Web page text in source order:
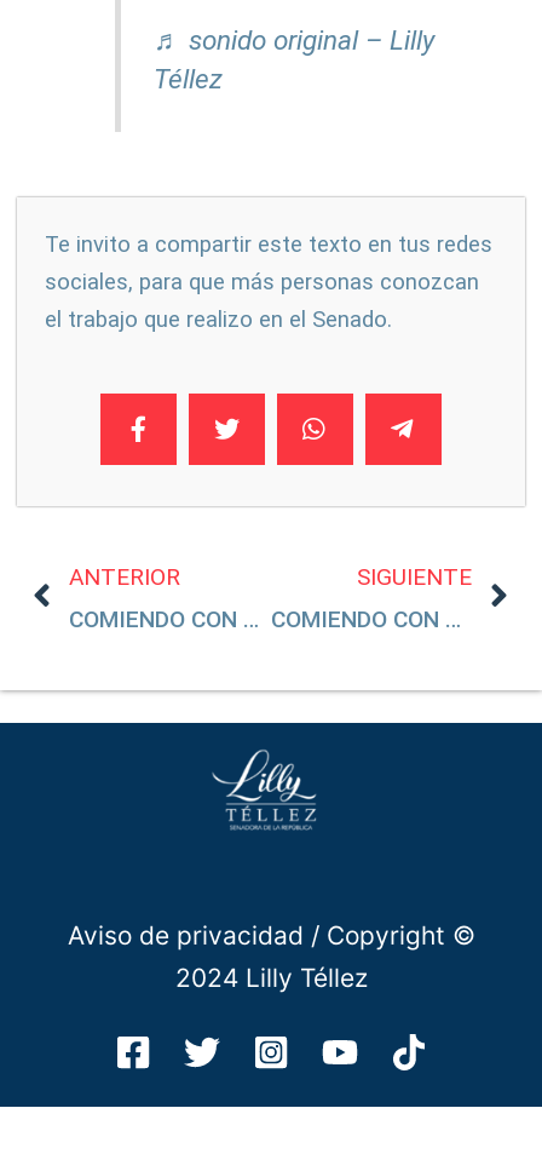
♬ sonido original – Lilly
Téllez
Te invito a compartir este texto en tus redes
sociales, para que más personas conozcan
el trabajo que realizo en el Senado.
ANTERIOR
COMIENDO CON #11 AMLO MANDA AL CARAJO A LOS MEXICANOS
SIGUIENTE
COMIENDO CON #13: EL CRIMEN ORGANIZADO ES EL BRAZO ARMADO DE MORENA
Aviso de privacidad / Copyright ©
2024 Lilly Téllez